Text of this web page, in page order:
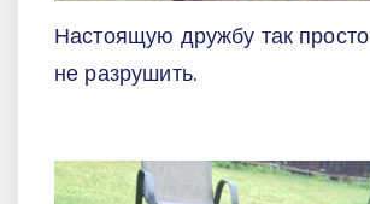
Настоящую дружбу так просто
не разрушить.